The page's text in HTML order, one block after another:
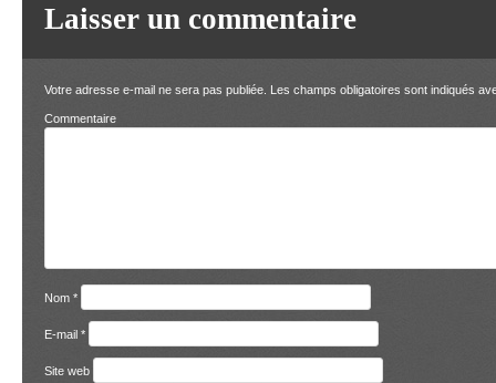
Laisser un commentaire
Votre adresse e-mail ne sera pas publiée. Les champs obligatoires sont indiqués
Nom *
E-mail *
Site web